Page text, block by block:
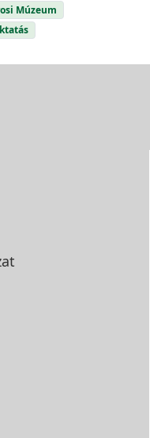
Múzeum